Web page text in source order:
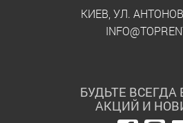
КИЕВ, УЛ.
БУДЬТЕ ВСЕГДА
АКЦИЙ И